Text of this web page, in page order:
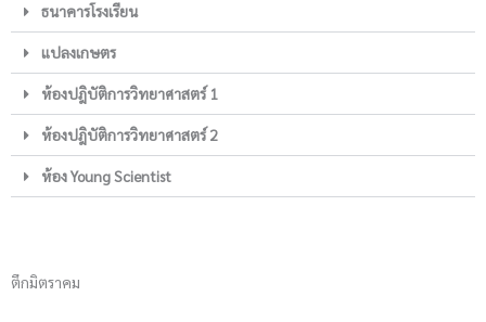
ธนาคารโรงเรียน
แปลงเกษตร
ห้องปฎิบัติการวิทยาศาสตร์ 1
ห้องปฎิบัติการวิทยาศาสตร์ 2
ห้อง Young Scientist
ตึกมิตราคม